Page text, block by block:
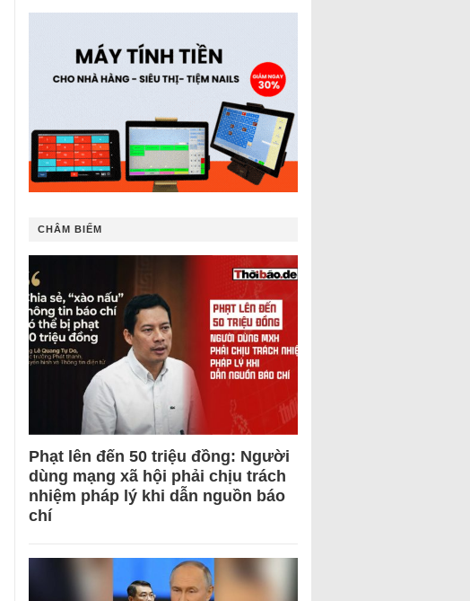
CHÂM BIẾM
Phạt lên đến 50 triệu đồng: Người
dùng mạng xã hội phải chịu trách
nhiệm pháp lý khi dẫn nguồn báo
chí